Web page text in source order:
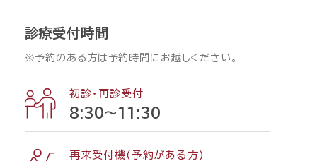
診療受付時間
※予約のある方は予約時間にお越しください。
初診・再診受付
8:30〜11:30
再来受付機(予約がある方)